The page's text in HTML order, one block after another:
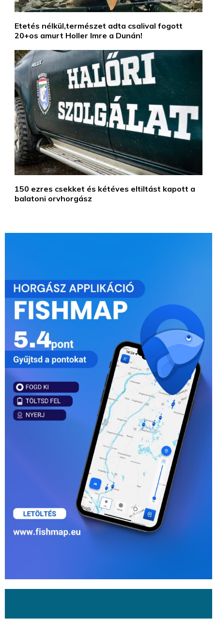
Etetés nélkül,természet adta csalival fogott
20+os amurt Holler Imre a Dunán!
150 ezres csekket és kétéves eltiltást kapott a
balatoni orvhorgász